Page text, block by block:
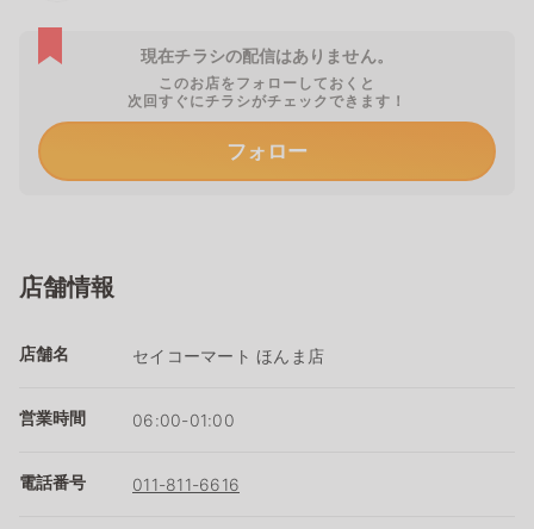
現在チラシの配信はありません。
このお店をフォローしておくと
次回すぐにチラシがチェックできます！
フォロー
店舗情報
店舗名 セイコーマート ほんま店
営業時間 06:00-01:00
電話番号 011-811-6616